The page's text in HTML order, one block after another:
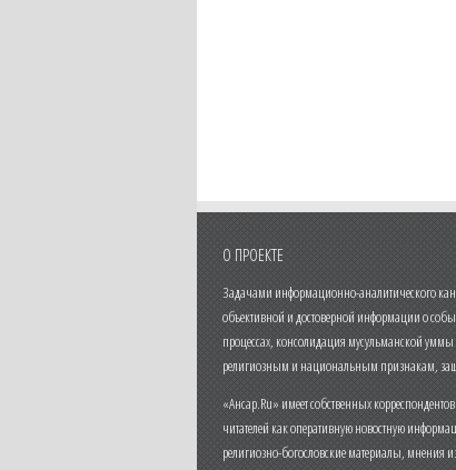
О ПРОЕКТЕ
Задачами информационно-аналитического
объективной и достоверной информации о
процессах, консолидация мусульманской
религиозным и национальным признакам,
«Ансар.Ru» имеет собственных
читателей как оперативную новостную
религиозно-богословские материалы, мнения